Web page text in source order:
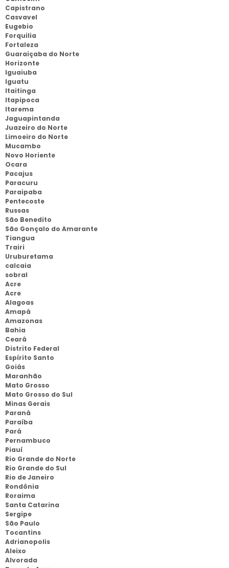
Capistrano
Casvavel
Eugebio
Forquilia
Fortaleza
Guaraiçaba do Norte
Horizonte
Iguaiuba
Iguatu
Itaitinga
Itapipoca
Itarema
Jaguapintanda
Juazeiro do Norte
Limoeiro do Norte
Mucambo
Novo Horiente
Ocara
Pacajus
Paracuru
Paraipaba
Pentecoste
Russas
São Benedito
São Gonçalo do Amarante
Tiangua
Trairi
Uruburetama
calcaia
sobral
Acre
Acre
Alagoas
Amapá
Amazonas
Bahia
Ceará
Distrito Federal
Espírito Santo
Goiás
Maranhão
Mato Grosso
Mato Grosso do Sul
Minas Gerais
Paraná
Paraíba
Pará
Pernambuco
Piauí
Rio Grande do Norte
Rio Grande do Sul
Rio de Janeiro
Rondônia
Roraima
Santa Catarina
Sergipe
São Paulo
Tocantins
Adrianopolis
Aleixo
Alvorada